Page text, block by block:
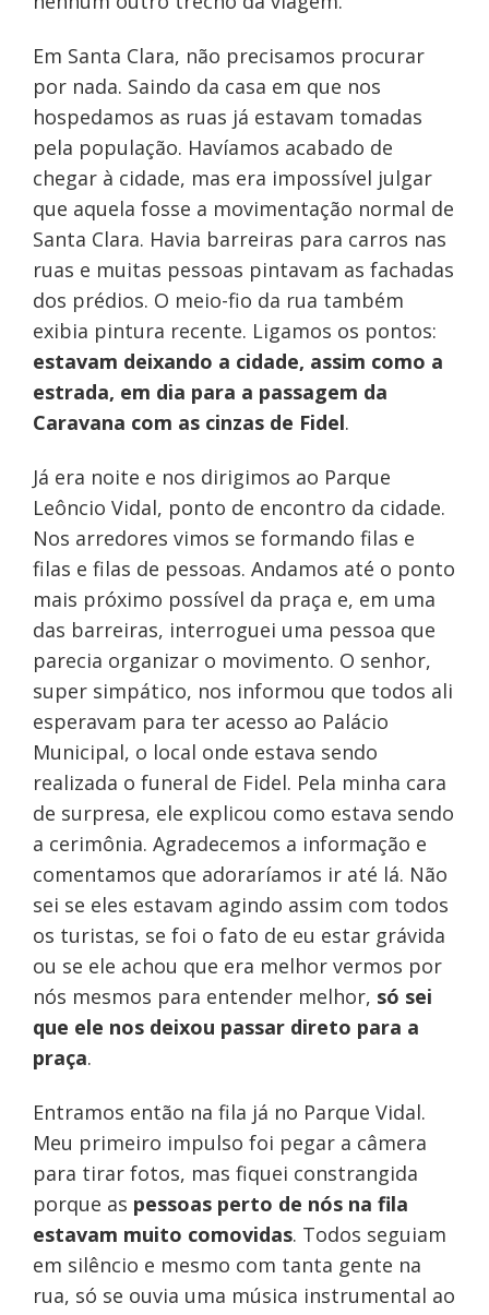
Em Santa Clara, não precisamos procurar
por nada. Saindo da casa em que nos
hospedamos as ruas já estavam tomadas
pela população. Havíamos acabado de
chegar à cidade, mas era impossível julgar
que aquela fosse a movimentação normal de
Santa Clara. Havia barreiras para carros nas
ruas e muitas pessoas pintavam as fachadas
dos prédios. O meio-fio da rua também
exibia pintura recente. Ligamos os pontos:
estavam deixando a cidade, assim como a
estrada, em dia para a passagem da
Caravana com as cinzas de Fidel.
Já era noite e nos dirigimos ao Parque
Leôncio Vidal, ponto de encontro da cidade.
Nos arredores vimos se formando filas e
filas e filas de pessoas. Andamos até o ponto
mais próximo possível da praça e, em uma
das barreiras, interroguei uma pessoa que
parecia organizar o movimento. O senhor,
super simpático, nos informou que todos ali
esperavam para ter acesso ao Palácio
Municipal, o local onde estava sendo
realizada o funeral de Fidel. Pela minha cara
de surpresa, ele explicou como estava sendo
a cerimônia. Agradecemos a informação e
comentamos que adoraríamos ir até lá. Não
sei se eles estavam agindo assim com todos
os turistas, se foi o fato de eu estar grávida
ou se ele achou que era melhor vermos por
nós mesmos para entender melhor, só sei
que ele nos deixou passar direto para a
praça.
Entramos então na fila já no Parque Vidal.
Meu primeiro impulso foi pegar a câmera
para tirar fotos, mas fiquei constrangida
porque as pessoas perto de nós na fila
estavam muito comovidas. Todos seguiam
em silêncio e mesmo com tanta gente na
rua, só se ouvia uma música instrumental ao